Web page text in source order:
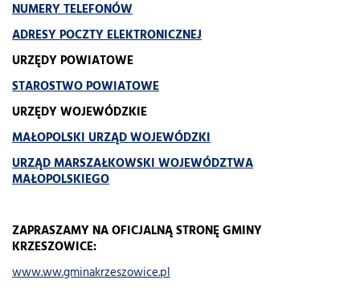
NUMERY TELEFONÓW
ADRESY POCZTY ELEKTRONICZNEJ
URZĘDY POWIATOWE
STAROSTWO POWIATOWE
URZĘDY WOJEWÓDZKIE
MAŁOPOLSKI URZĄD WOJEWÓDZKI
URZĄD MARSZAŁKOWSKI WOJEWÓDZTWA
MAŁOPOLSKIEGO
ZAPRASZAMY NA OFICJALNĄ STRONĘ GMINY
KRZESZOWICE:
www.ww.gminakrzeszowice.pl